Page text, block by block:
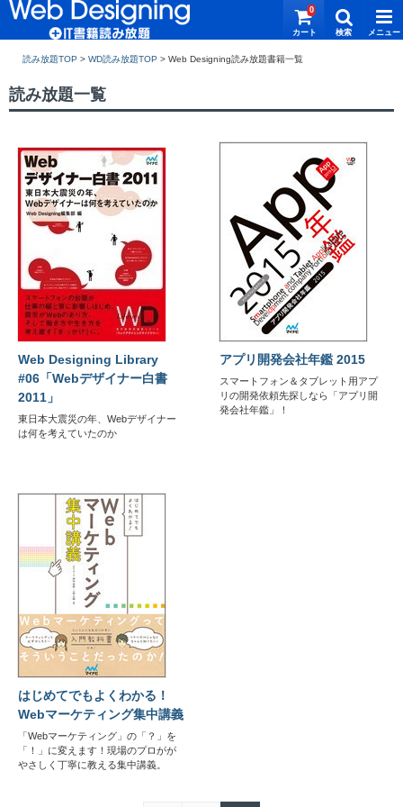
読み放題TOP > WD読み放題TOP >
0
読み放題一覧
Web Designing Library
#06「Webデザイナー白書
2011」
東日本大震災の年、Webデザイナー
は何を考えていたのか
アプリ開発会社年鑑 2015
スマートフォン＆タブレット用アプ
リの開発依頼先探しなら「アプリ開
発会社年鑑」！
はじめてでもよくわかる！
Webマーケティング集中講義
「Webマーケティング」の「？」を
「！」に変えます！現場のプロがが
やさしく丁寧に教える集中講義。